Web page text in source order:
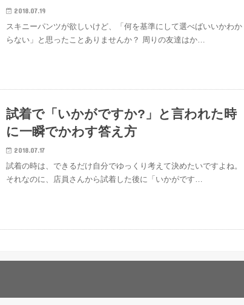
2018.07.19
スキニーパンツが欲しいけど、「何を基準にして選べばいいかわか
らない」と思ったことありませんか？ 周りの友達はか…
試着で「いかがですか?」と言われた時
に一瞬でかわす答え方
2018.07.17
試着の時は、できるだけ自分でゆっくり考えて決めたいですよね。
それなのに、店員さんから試着した後に「いかがです…